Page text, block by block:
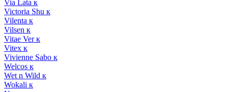
Via Lata к
Victoria Shu к
Vilenta к
Vilsen к
Vitae Ver к
Vitex к
Vivienne Sabo к
Welcos к
Wet n Wild к
Wokali к